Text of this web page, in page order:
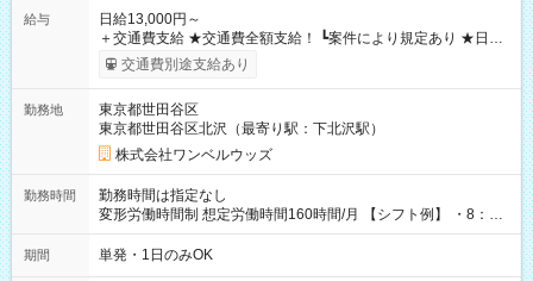
給与
日給13,000円～
＋交通費支給 ★交通費全額支給！ ┗案件により規定あり ★日払
いOK！（規定あり） ┗働いたその日に現金GET♪ お仕事後はコ
ンビニATMから 日払い分を引き落とせます！ 【試用期間】試
交通費別途支給あり
勤務地
東京都世田谷区
東京都世田谷区北沢（最寄り駅：下北沢駅）
株式会社ワンベルウッズ
勤務時間
勤務時間は指定なし
変形労働時間制 想定労働時間160時間/月 【シフト例】 ・8：00
～21：00
期間 単発・1日のみOK